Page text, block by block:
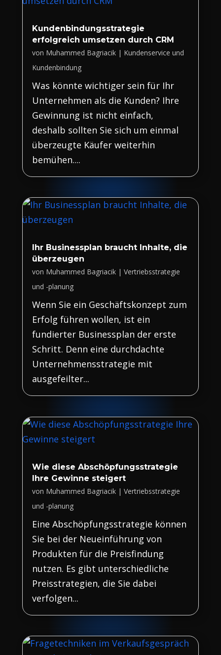
Kundenbindungsstrategie
erfolgreich umsetzen durch CRM
von Muhammed Bagriacik| Kundenservice und
Kundenbindung
Was könnte wichtiger sein für Ihr
Unternehmen als die Kunden? Ihre
Gewinnung ist nicht einfach,
deshalb sollten Sie sich um einmal
überzeugte Käufer weiterhin
bemühen....
Ihr Businessplan braucht Inhalte, die
überzeugen
von Muhammed Bagriacik| Vertriebsstrategie
und -planung
Wenn Sie ein Geschäftskonzept zum
Erfolg führen wollen, ist ein
fundierter Businessplan der erste
Schritt. Denn eine durchdachte
Unternehmensstrategie mit
ausgefeilter...
Wie diese Abschöpfungsstrategie
Ihre Gewinne steigert
von Muhammed Bagriacik| Vertriebsstrategie
und -planung
Eine Abschöpfungsstrategie können
Sie bei der Neueinführung von
Produkten für die Preisfindung
nutzen. Es gibt unterschiedliche
Preisstrategien, die Sie dabei
verfolgen...